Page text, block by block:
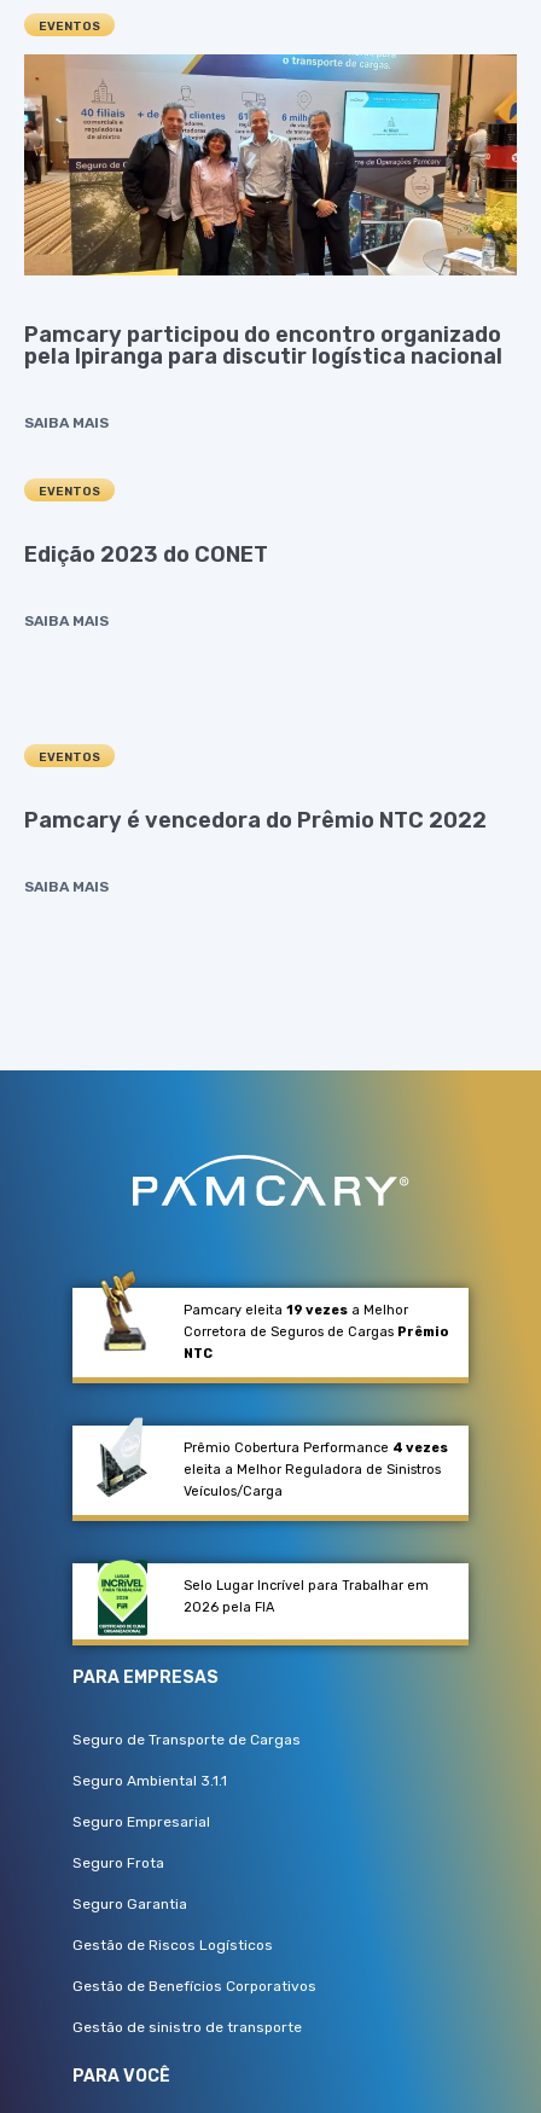
EVENTOS
Pamcary participou do encontro organizado
pela Ipiranga para discutir logística nacional
SAIBA MAIS
EVENTOS
Edição 2023 do CONET
SAIBA MAIS
EVENTOS
Pamcary é vencedora do Prêmio NTC 2022
SAIBA MAIS
Pamcary eleita 19 vezes a Melhor
Corretora de Seguros de Cargas Prêmio
NTC
Prêmio Cobertura Performance 4 vezes
eleita a Melhor Reguladora de Sinistros
Veículos/Carga​
Selo Lugar Incrível para Trabalhar em
2026 pela FIA
PARA EMPRESAS
Seguro de Transporte de Cargas
Seguro Ambiental 3.1.1
Seguro Empresarial
Seguro Frota
Seguro Garantia
Gestão de Riscos Logísticos
Gestão de Benefícios Corporativos
Gestão de sinistro de transporte
PARA VOCÊ